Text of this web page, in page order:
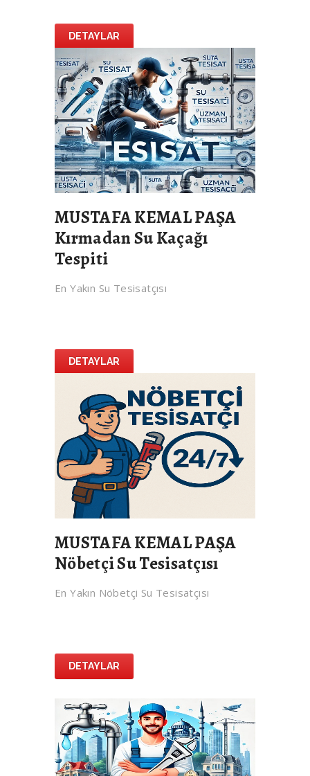
DETAYLAR
MUSTAFA KEMAL PAŞA
Kırmadan Su Kaçağı
Tespiti
En Yakın Su Tesisatçısı
DETAYLAR
MUSTAFA KEMAL PAŞA
Nöbetçi Su Tesisatçısı
En Yakın Nöbetçi Su Tesisatçısı
DETAYLAR